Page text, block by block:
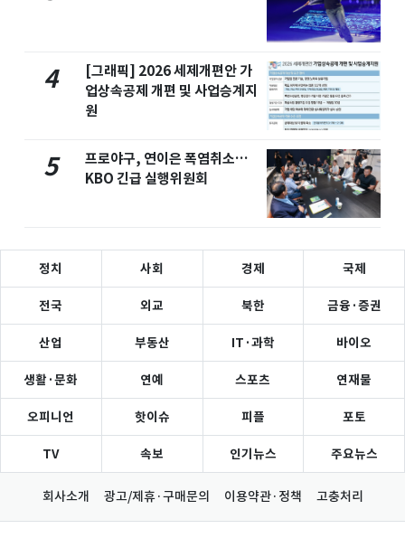
4
[그래픽] 2026 세제개편안 가
업상속공제 개편 및 사업승계지
원
5
프로야구, 연이은 폭염취소…
KBO 긴급 실행위원회
정치 사회 경제 국제
전국 외교 북한 금융·증권
산업 부동산 IT·과학 바이오
생활·문화 연예 스포츠 연재물
오피니언 핫이슈 피플 포토
TV 속보 인기뉴스 주요뉴스
회사소개 광고/제휴·구매문의 이용약관·정책 고충처리